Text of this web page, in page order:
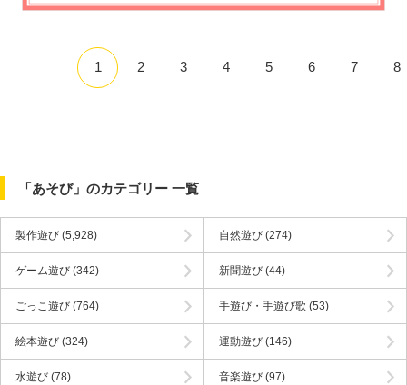
1 2 3 4 5 6 7 8
「あそび」のカテゴリー 一覧
製作遊び (5,928) 自然遊び(274)
ゲーム遊び (342) 新聞遊び(44)
ごっこ遊び (764) 手遊び・手遊び歌 (53)
絵本遊び (324) 運動遊び(146)
水遊び (78) 音楽遊び(97)